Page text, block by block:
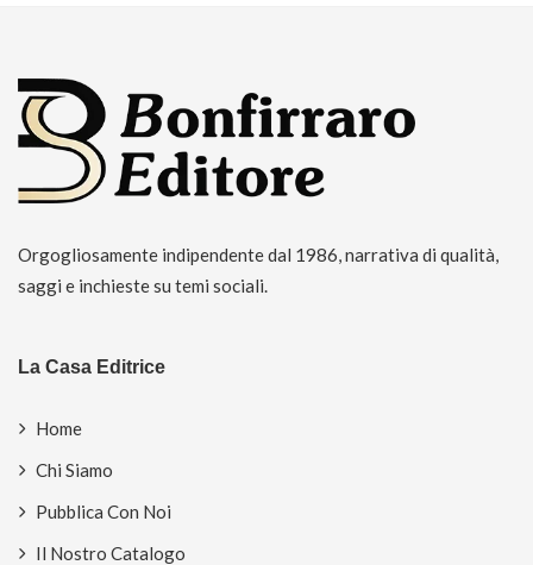
Orgogliosamente indipendente dal 1986, narrativa di qualità,
saggi e inchieste su temi sociali.
La Casa Editrice
Home
Chi Siamo
Pubblica Con Noi
Il Nostro Catalogo